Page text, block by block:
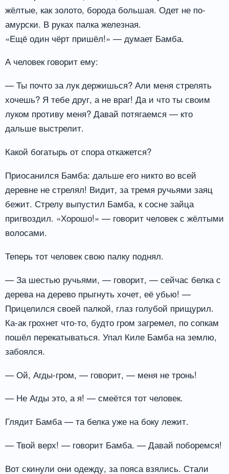
жёлтые, как золото, борода большая. Одет не по-
амурски. В руках палка железная.
«Ещё один чёрт пришёл!» — думает Бамба.
А человек говорит ему:
— Ты почто за лук держишься? Али меня стрелять
хочешь? Я тебе друг, а не враг! Да и что ты своим
луком противу меня? Давай потягаемся — кто
дальше выстрелит.
Какой богатырь от спора откажется?
Приосанился Бамба: дальше его никто во всей
деревне не стрелял! Видит, за тремя ручьями заяц
бежит. Стрелу выпустил Бамба, к сосне зайца
пригвоздил. «Хорошо!» — говорит человек с жёлтыми
волосами.
Теперь тот человек свою палку поднял.
— За шестью ручьями, — говорит, — сейчас белка с
дерева на дерево прыгнуть хочет, её убью! —
Прицелился своей палкой, глаз голубой прищурил.
Ка-ак грохнет что-то, будто гром загремел, по сопкам
пошёл перекатываться. Упал Киле Бамба на землю,
забоялся.
— Ой, Агды-гром, — говорит, — меня не тронь!
— Не Агды это, а я! — смеётся тот человек.
Глядит Бамба — та белка уже на боку лежит.
— Твой верх! — говорит Бамба. — Давай поборемся!
Вот скинули они одежду, за пояса взялись. Стали